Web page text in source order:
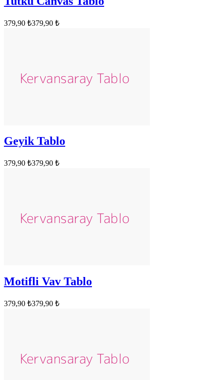
379,90 ₺379,90 ₺
Geyik Tablo
379,90 ₺379,90 ₺
Motifli Vav Tablo
379,90 ₺379,90 ₺